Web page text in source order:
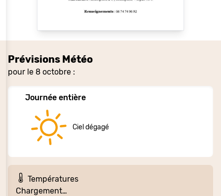
Prévisions Météo
pour le 8 octobre :
Journée entière
Ciel dégagé
Températures
Chargement…